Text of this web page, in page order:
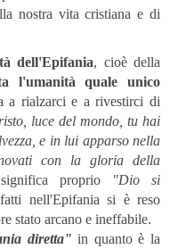
nostra vita cristiana e di
dell'Epifania, cioè della
l'umanità quale unico
a rialzarci e a rivestirci di
luce del mondo, tu hai
e in lui apparso nella
con la gloria della
proprio
"Dio si
nell'Epifania si è reso
stato arcano e ineffabile.
diretta" in quanto è la